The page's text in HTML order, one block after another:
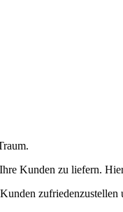
Kunden zu liefern.